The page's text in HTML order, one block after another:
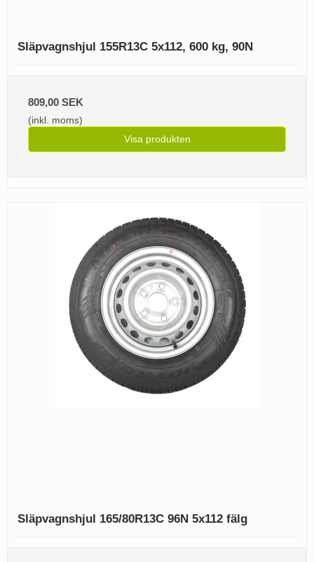
Släpvagnshjul 155R13C 5x112, 600 kg, 90N
809,00 SEK
(inkl. moms)
Visa produkten
Släpvagnshjul 165/80R13C 96N 5x112 fälg